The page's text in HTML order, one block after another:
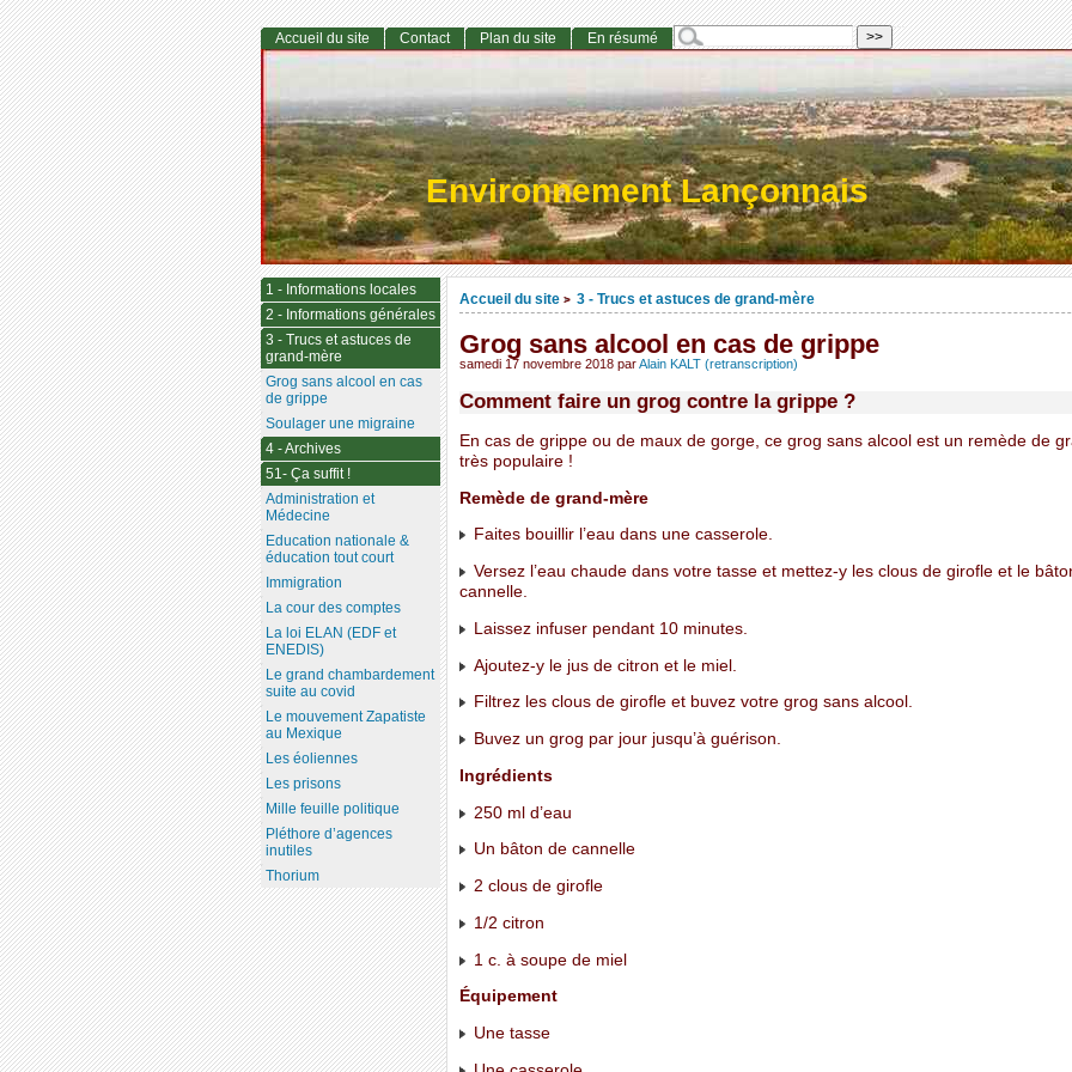
Environnement Lançonnais
Accueil du site > 3 - Trucs et astuces de grand-mère
Grog sans alcool en cas de grippe
samedi 17 novembre 2018 parAlain KALT (retranscription)
Comment faire un grog contre la grippe ?
En cas de grippe ou de maux de gorge, ce grog sans alcool est un remède de
très populaire !
Remède de grand-mère
Faites bouillir l’eau dans une casserole.
Versez l’eau chaude dans votre tasse et mettez-y les clous de girofle et le
cannelle.
Laissez infuser pendant 10 minutes.
Ajoutez-y le jus de citron et le miel.
Filtrez les clous de girofle et buvez votre grog sans alcool.
Buvez un grog par jour jusqu’à guérison.
Ingrédients
250 ml d’eau
Un bâton de cannelle
2 clous de girofle
1/2 citron
1 c. à soupe de miel
Équipement
Une tasse
Accueil du site Contact Plan du site En résumé
1 - Informations locales
2 - Informations générales
3 - Trucs et astuces de
grand-mère
Grog sans alcool en cas
de grippe
Soulager une migraine
4 - Archives
51- Ça suffit !
Administration et
Médecine
Education nationale &
éducation tout court
Immigration
La cour des comptes
La loi ELAN (EDF et
ENEDIS)
Le grand chambardement
suite au covid
Le mouvement Zapatiste
au Mexique
Les éoliennes
Les prisons
Mille feuille politique
Pléthore d’agences
inutiles
Thorium